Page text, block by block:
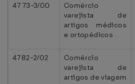
4773-3/00
Comércio
varejista de
artigos médicos
e ortopédicos
4782-2/02
Comércio
varejista de
artigos de viagem